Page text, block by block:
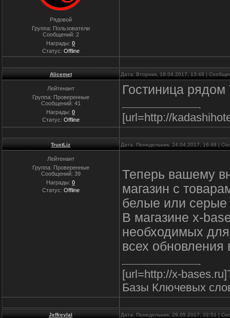
Рядовой
Группа: Пользователи
Сообщений: 2
Награды: 0
Статус: Offline
Alicemet Дата: Вторник, 18.04.2017, 13:48 |
Лейтенант
Группа: Проверенные
Сообщений: 41
Награды: 0
Статус: Offline
Гостиница рядом
[url=http://
TrustLiz Дата: Понедельник, 24.04.2017, 16:48 |
Лейтенант
Группа: Проверенные
Сообщений: 39
Награды: 0
Статус: Offline
Теперь вашему
магазин с
белые или серые
В магазине x-
необходимых
всех обновления
[url=http://x-
Базы Ключевых
Jeffreylal Дата: Понедельник, 29.05.2017, 22:51 |